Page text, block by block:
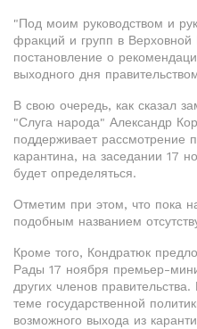
"Под моим руководством и
фракций и групп в Верховной
постановление о
выходного дня
В свою очередь, как сказал
"Слуга народа" Александр
поддерживает рассмотрение
карантина, на заседании 17
будет определяться.
Отметим при этом, что пока
подобным названием
Кроме того, Кондратюк
Рады 17 ноября премьер-
других членов
теме государственной
возможного выхода из